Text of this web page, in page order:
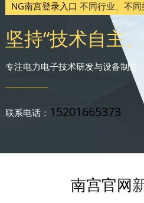
NG南宫登录入口 不同行业、不
专注电力电子技术研发与设备制造
联系电话： 15201665373
南宫官网